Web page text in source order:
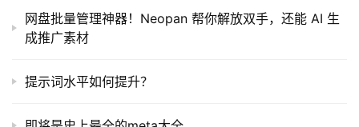
网盘批量管理神器！Neopan 帮你解放双手，还能 AI 生
成推广素材
提示词水平如何提升？